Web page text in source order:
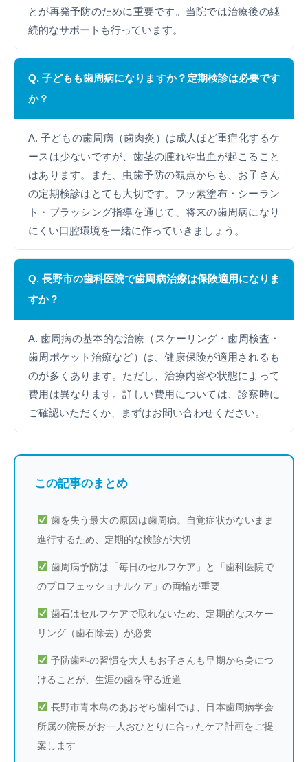
とが再発予防のために重要です。当院では治療後の継
続的なサポートも行っています。
Q. 子どもも歯周病になりますか？定期検診は必要です
か？
A. 子どもの歯周病（歯肉炎）は成人ほど重症化するケ
ースは少ないですが、歯茎の腫れや出血が起こること
はあります。また、虫歯予防の観点からも、お子さん
の定期検診はとても大切です。フッ素塗布・シーラン
ト・ブラッシング指導を通じて、将来の歯周病になり
にくい口腔環境を一緒に作っていきましょう。
Q. 長野市の歯科医院で歯周病治療は保険適用になりま
すか？
A. 歯周病の基本的な治療（スケーリング・歯周検査・
歯周ポケット治療など）は、健康保険が適用されるも
のが多くあります。ただし、治療内容や状態によって
費用は異なります。詳しい費用については、診察時に
ご確認いただくか、まずはお問い合わせください。
この記事のまとめ
歯を失う最大の原因は歯周病。自覚症状がないまま
進行するため、定期的な検診が大切
歯周病予防は「毎日のセルフケア」と「歯科医院で
のプロフェッショナルケア」の両輪が重要
歯石はセルフケアで取れないため、定期的なスケー
リング（歯石除去）が必要
予防歯科の習慣を大人もお子さんも早期から身につ
けることが、生涯の歯を守る近道
長野市青木島のあおぞら歯科では、日本歯周病学会
所属の院長がお一人おひとりに合ったケア計画をご提
案します